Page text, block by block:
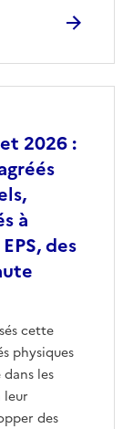
2026 :
à
des
cette
physiques
les
leur
des